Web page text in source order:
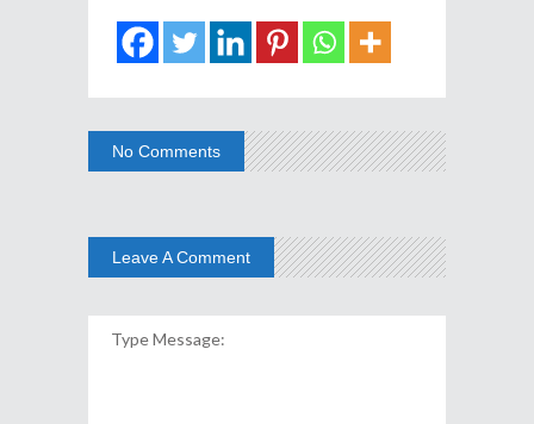
No Comments
Leave A Comment